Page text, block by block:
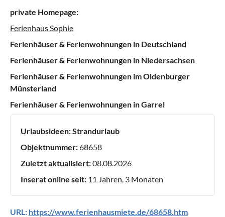
private Homepage:
Ferienhaus Sophie
Ferienhäuser & Ferienwohnungen in Deutschland
Ferienhäuser & Ferienwohnungen in Niedersachsen
Ferienhäuser & Ferienwohnungen im Oldenburger
Münsterland
Ferienhäuser & Ferienwohnungen in Garrel
Urlaubsideen:Strandurlaub
Objektnummer:68658
Zuletzt aktualisiert:08.08.2026
Inserat online seit: 11 Jahren, 3 Monaten
URL: https://www.ferienhausmiete.de/68658.htm